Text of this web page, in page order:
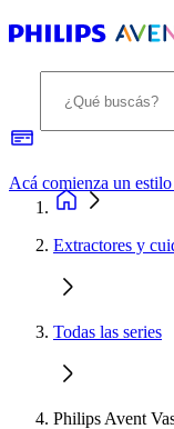
Extractores y
Todas las series
Philips Avent